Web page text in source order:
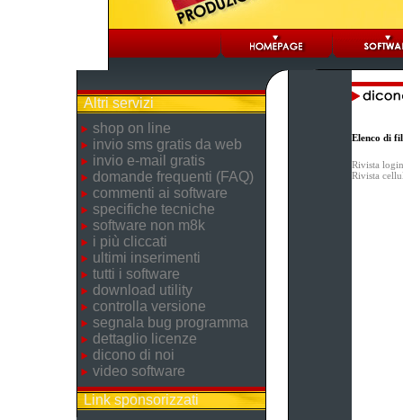
Altri servizi
shop on line
invio sms gratis da web
invio e-mail gratis
domande frequenti (FAQ)
commenti ai software
specifiche tecniche
software non m8k
i più cliccati
ultimi inserimenti
tutti i software
download utility
controlla versione
segnala bug programma
dettaglio licenze
dicono di noi
video software
Link sponsorizzati
Elenco di
Rivista
Rivista